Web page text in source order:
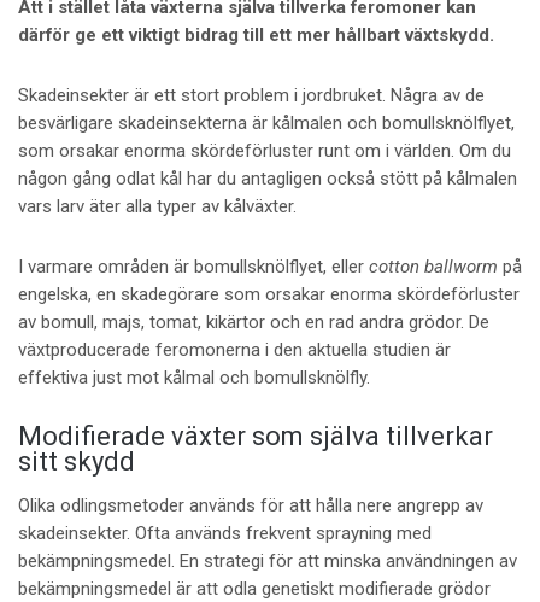
Att i stället låta växterna själva tillverka feromoner kan
därför ge ett viktigt bidrag till ett mer hållbart växtskydd.
Skadeinsekter är ett stort problem i jordbruket. Några av de
besvärligare skadeinsekterna är kålmalen och bomullsknölflyet,
som orsakar enorma skördeförluster runt om i världen. Om du
någon gång odlat kål har du antagligen också stött på kålmalen
vars larv äter alla typer av kålväxter.
I varmare områden är bomullsknölflyet, eller cotton ballworm på
engelska, en skadegörare som orsakar enorma skördeförluster
av bomull, majs, tomat, kikärtor och en rad andra grödor. De
växtproducerade feromonerna i den aktuella studien är
effektiva just mot kålmal och bomullsknölfly.
Modifierade växter som själva tillverkar
sitt skydd
Olika odlingsmetoder används för att hålla nere angrepp av
skadeinsekter. Ofta används frekvent sprayning med
bekämpningsmedel. En strategi för att minska användningen av
bekämpningsmedel är att odla genetiskt modifierade grödor